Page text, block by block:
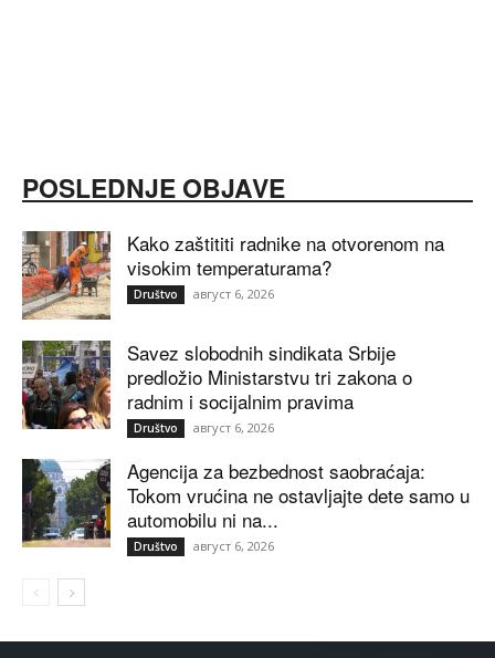
POSLEDNJE OBJAVE
Kako zaštititi radnike na otvorenom na
visokim temperaturama?
Društvo август 6, 2026
Savez slobodnih sindikata Srbije
predložio Ministarstvu tri zakona o
radnim i socijalnim pravima
Društvo август 6, 2026
Agencija za bezbednost saobraćaja:
Tokom vrućina ne ostavljajte dete samo u
automobilu ni na...
Društvo август 6, 2026